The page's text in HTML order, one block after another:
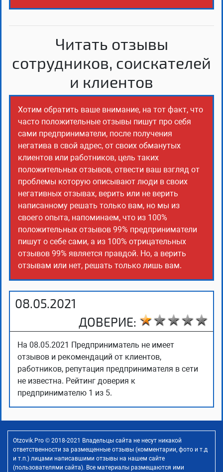
Читать отзывы
сотрудников, соискателей
и клиентов
Хотим обратить ваше внимание, на тот факт, что
часто положительные отзывы пишут про себя
сами предприниматели, после получения
негатива в свой адрес, от своих обманутых
клиентов или работников, цель таких
положительных отзывов, отвести ваш взгляд от
проблемы которую описывают люди в своих
негативных отзывах, верить или не верить
написанному решать только вам, но мы из
своего опыта, напоминаем, что из 100%
положительных отзывов 99% предприниматели
пишут о себе сами, а из 100% отрицательных
отзывов 99% является правдой. Но, а верить
отзывам или нет, решать только лишь вам.
08.05.2021
ДОВЕРИЕ:
На 08.05.2021 Предприниматель не имеет
отзывов и рекомендаций от клиентов,
работников, репутация предпринимателя в сети
не известна. Рейтинг доверия к
предпринимателю 1 из 5.
Otzovik.Pro © 2018-2021 Владельцы сайта не несут никакой
ответственности за размещенные отзывы (комментарии, фото и т.д
и т.п.) лицами написавшими отзывы на нашем сайте
(пользователями сайта). Все материалы размещаются ими